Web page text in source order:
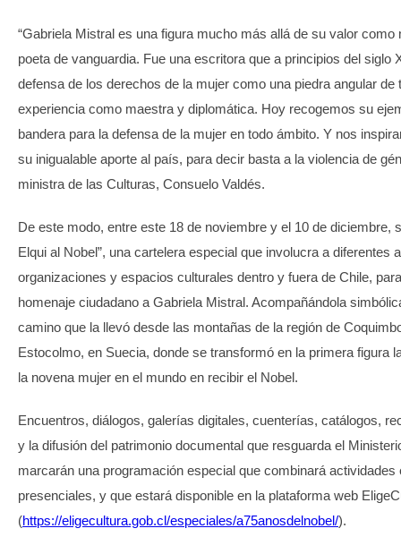
“Gabriela Mistral es una figura mucho más allá de su valor como
poeta de vanguardia. Fue una escritora que a principios del siglo
defensa de los derechos de la mujer como una piedra angular de
experiencia como maestra y diplomática. Hoy recogemos su
bandera para la defensa de la mujer en todo ámbito. Y nos
su inigualable aporte al país, para decir basta a la violencia de
ministra de las Culturas, Consuelo Valdés.
De este modo, entre este 18 de noviembre y el 10 de diciembre,
Elqui al Nobel”, una cartelera especial que involucra a diferentes
organizaciones y espacios culturales dentro y fuera de Chile,
homenaje ciudadano a Gabriela Mistral. Acompañándola
camino que la llevó desde las montañas de la región de
Estocolmo, en Suecia, donde se transformó en la primera figura
la novena mujer en el mundo en recibir el Nobel.
Encuentros, diálogos, galerías digitales, cuenterías, catálogos,
y la difusión del patrimonio documental que resguarda el
marcarán una programación especial que combinará actividades
presenciales, y que estará disponible en la plataforma web
(https://eligecultura.gob.cl/especiales/a75anosdelnobel/).